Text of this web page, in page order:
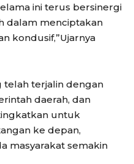
ini terus bersinergi
dalam menciptakan
kondusif,”Ujarnya
telah terjalin dengan
daerah, dan
untuk
ke depan,
masyarakat semakin